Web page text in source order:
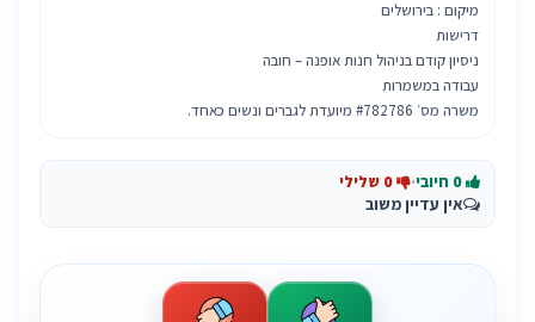
משרה מס׳ #782786 מיועדת לגברים ונשים כאחד.
·
אין עדיין משוב